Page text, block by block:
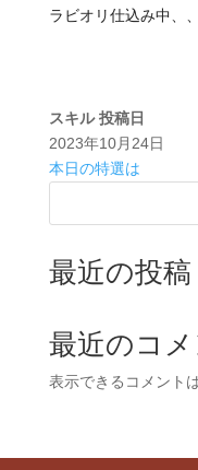
ラビオリ仕込み中、、
スキル 投稿日
2023年10月24日
本日の特選は
最近の投稿
最近のコメ
表示できるコメント